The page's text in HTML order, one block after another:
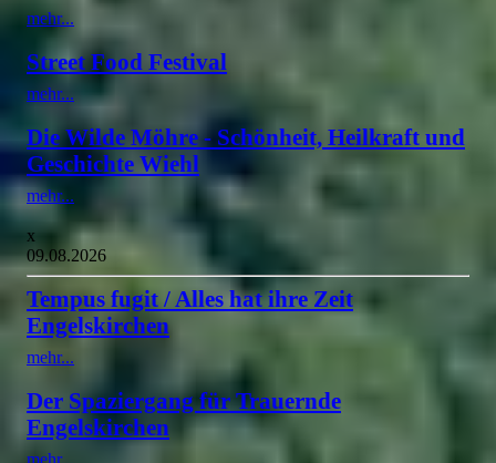
mehr...
Street Food Festival
mehr...
Die Wilde Möhre - Schönheit, Heilkraft und
Geschichte Wiehl
mehr...
x
09.08.2026
Tempus fugit / Alles hat ihre Zeit
Engelskirchen
mehr...
Der Spaziergang für Trauernde
Engelskirchen
mehr...